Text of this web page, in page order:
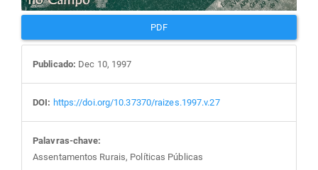
PDF
Publicado: Dec 10, 1997
DOI: https://doi.org/10.37370/raizes.1997.v.27
Palavras-chave:
Assentamentos Rurais, Políticas Públicas